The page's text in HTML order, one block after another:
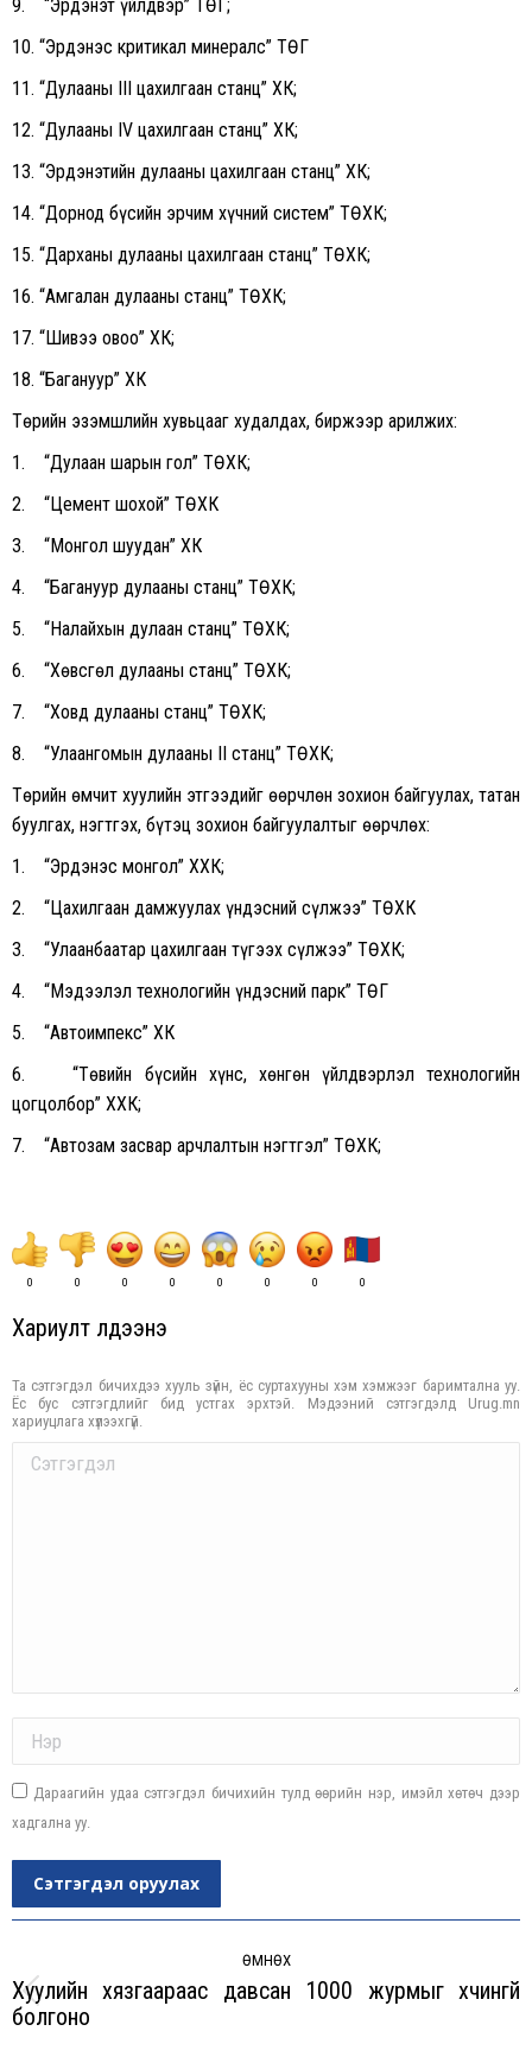
9. “Эрдэнэт үйлдвэр” ТӨҮГ;
10. “Эрдэнэс критикал минералс” ТӨҮГ
11. “Дулааны III цахилгаан станц” ХК;
12. “Дулааны IV цахилгаан станц” ХК;
13. “Эрдэнэтийн дулааны цахилгаан станц” ХК;
14. “Дорнод бүсийн эрчим хүчний систем” ТӨХК;
15. “Дарханы дулааны цахилгаан станц” ТӨХК;
16. “Амгалан дулааны станц” ТӨХК;
17. “Шивээ овоо” ХК;
18. “Багануур” ХК
Төрийн эзэмшлийн хувьцааг худалдах, биржээр арилжих:
1. “Дулаан шарын гол” ТӨХК;
2. “Цемент шохой” ТӨХК
3. “Монгол шуудан” ХК
4. “Багануур дулааны станц” ТӨХК;
5. “Налайхын дулаан станц” ТӨХК;
6. “Хөвсгөл дулааны станц” ТӨХК;
7. “Ховд дулааны станц” ТӨХК;
8. “Улаангомын дулааны II станц” ТӨХК;
Төрийн өмчит хуулийн этгээдийг өөрчлөн зохион байгуулах, татан
буулгах, нэгтгэх, бүтэц зохион байгуулалтыг өөрчлөх:
1. “Эрдэнэс монгол” ХХК;
2. “Цахилгаан дамжуулах үндэсний сүлжээ” ТӨХК
3. “Улаанбаатар цахилгаан түгээх сүлжээ” ТӨХК;
4. “Мэдээлэл технологийн үндэсний парк” ТӨҮГ
5. “Автоимпекс” ХК
6. “Төвийн бүсийн хүнс, хөнгөн үйлдвэрлэл технологийн
цогцолбор” ХХК;
7. “Автозам засвар арчлалтын нэгтгэл” ТӨХК;
0 0 0 0 0 0 0 0
Хариулт үлдээнэ үү
Та сэтгэгдэл бичихдээ хууль зүйн, ёс суртахууны хэм хэмжээг баримтална уу.
Ёс бус сэтгэгдлийг бид устгах эрхтэй. Мэдээний сэтгэгдэлд Urug.mn
хариуцлага хүлээхгүй.
Comment
Дараагийн удаа сэтгэгдэл бичихийн тулд өөрийн нэр, имэйл хөтөч дээр
хадгална уу.
Сэтгэгдэл оруулах
ӨМНӨХ
Previous
Хуулийн хязгаараас давсан 1000 журмыг хүчингүй
болгоно